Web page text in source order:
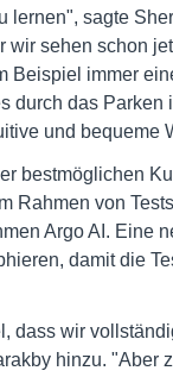
lernen", sagte
wir sehen schon
Beispiel immer
durch das
und bequeme
bestmöglichen
Rahmen von
Argo AI. Eine
damit die
dass wir
hinzu. "Aber